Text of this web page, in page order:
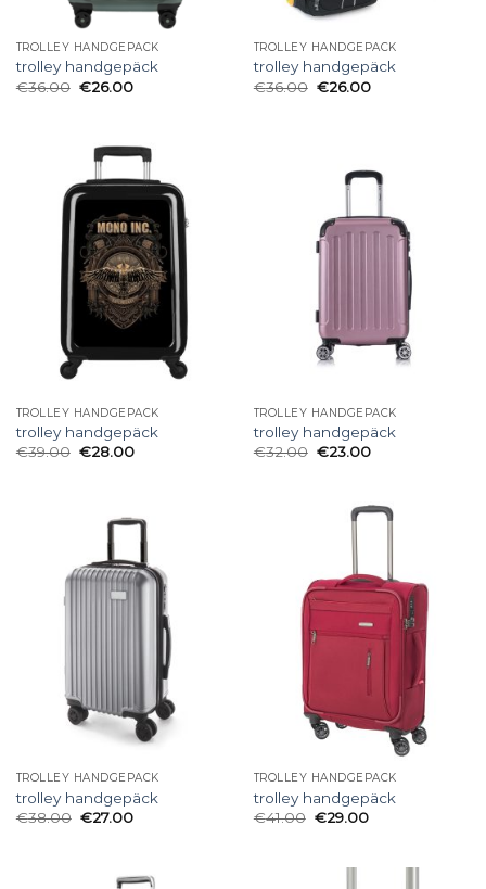
TROLLEY HANDGEPÄCK
trolley handgepäck
€36.00 €26.00
TROLLEY HANDGEPÄCK
trolley handgepäck
€36.00 €26.00
TROLLEY HANDGEPÄCK
trolley handgepäck
€39.00 €28.00
TROLLEY HANDGEPÄCK
trolley handgepäck
€32.00 €23.00
TROLLEY HANDGEPÄCK
trolley handgepäck
€38.00 €27.00
TROLLEY HANDGEPÄCK
trolley handgepäck
€41.00 €29.00